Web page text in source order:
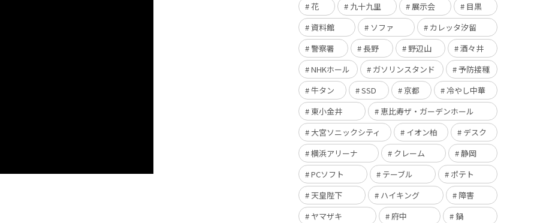
花
九十九里 展示会
目黒
資料館
ソファ
カレッタ汐留
警察署
長野 野辺山
酒々井
NHKホール
ガソリンスタンド
予防接種
牛タン
SSD 京都
冷やし中華
東小金井
恵比寿ザ・ガーデンホール
大宮ソニックシティ
イオン柏
デスク
横浜アリーナ
クレーム
静岡
PCソフト
テーブル
ポテト
天皇陛下
ハイキング
障害
ヤマザキ
府中 鍋